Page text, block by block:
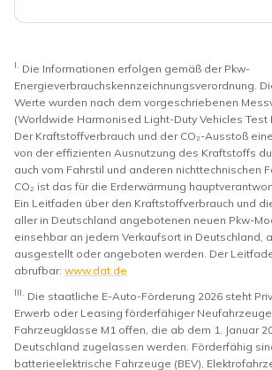
I. Die Informationen erfolgen gemäß der Pkw-
Energieverbrauchskennzeichnungsverordnung.
Werte wurden nach dem vorgeschriebenen
(Worldwide Harmonised Light-Duty Vehicles Test
Der Kraftstoffverbrauch und der CO₂-Ausstoß
von der effizienten Ausnutzung des Kraftstoffs
auch vom Fahrstil und anderen nichttechnischen
CO₂ ist das für die Erderwärmung
Ein Leitfaden über den Kraftstoffverbrauch und
aller in Deutschland angebotenen neuen Pkw-
einsehbar an jedem Verkaufsort in Deutschland,
ausgestellt oder angeboten werden. Der
abrufbar: www.dat.de
III. Die staatliche E-Auto-Förderung 2026 steht
Erwerb oder Leasing förderfähiger
Fahrzeugklasse M1 offen, die ab dem 1. Januar
Deutschland zugelassen werden. Förderfähig
batterieelektrische Fahrzeuge (BEV),